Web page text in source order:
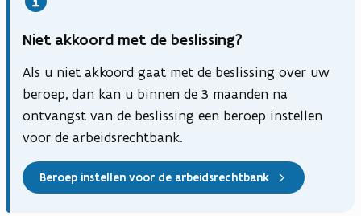
Niet akkoord met de beslissing?
Als u niet akkoord gaat met de beslissing over uw
beroep, dan kan u binnen de 3 maanden na
ontvangst van de beslissing een beroep instellen
voor de arbeidsrechtbank.
Beroep instellen voor de arbeidsrechtbank